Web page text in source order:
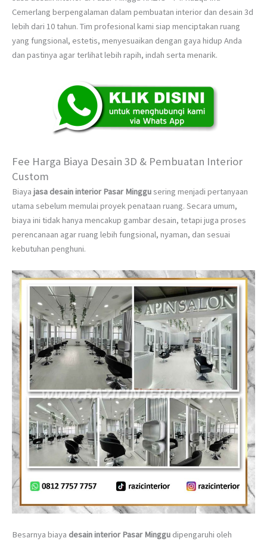
Cemerlang berpengalaman dalam pembuatan interior dan desain 3d
lebih dari 10 tahun. Tim profesional kami siap menciptakan ruang
yang fungsional, estetis, menyesuaikan dengan gaya hidup Anda
dan pastinya agar terlihat lebih rapih, indah serta menarik.
Fee Harga Biaya Desain 3D & Pembuatan Interior
Custom
Biaya jasa desain interior Pasar Minggusering menjadi pertanyaan
utama sebelum memulai proyek penataan ruang. Secara umum,
biaya ini tidak hanya mencakup gambar desain, tetapi juga proses
perencanaan agar ruang lebih fungsional, nyaman, dan sesuai
kebutuhan penghuni.
Besarnya biaya desain interior Pasar Minggu dipengaruhi oleh